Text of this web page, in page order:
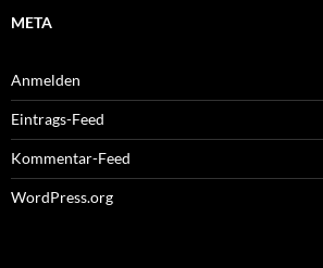
META
Anmelden
Eintrags-Feed
Kommentar-Feed
WordPress.org